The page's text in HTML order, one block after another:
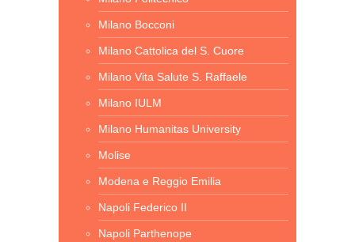
Milano Bocconi
Milano Cattolica del S. Cuore
Milano Vita Salute S. Raffaele
Milano IULM
Milano Humanitas University
Molise
Modena e Reggio Emilia
Napoli Federico II
Napoli Parthenope